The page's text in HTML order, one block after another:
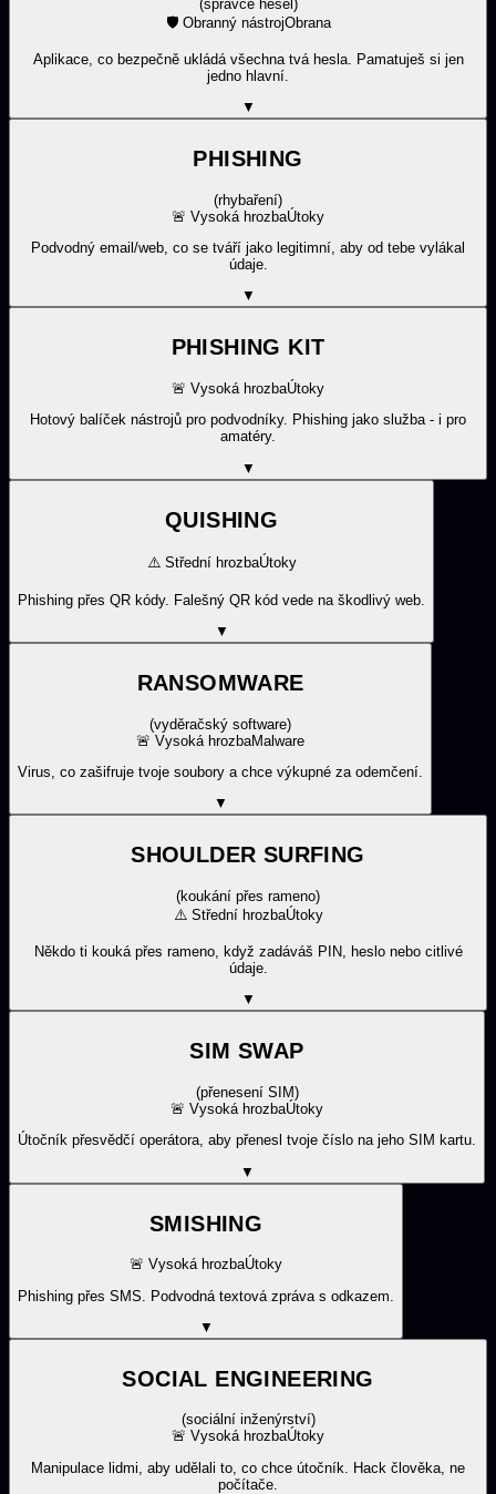
(správce hesel )
🛡️ Obranný nástrojObrana
Aplikace, co bezpečně ukládá všechna tvá hesla. Pamatuješ si jen
jedno hlavní.
▼
PHISHING
(rhybaření)
🚨 Vysoká hrozbaÚtoky
Podvodný email/web, co se tváří jako legitimní, aby od tebe vylákal
údaje.
▼
PHISHING KIT
🚨 Vysoká hrozbaÚtoky
Hotový balíček nástrojů pro podvodníky. Phishing jako služba - i pro
amatéry.
▼
QUISHING
⚠️ Střední hrozbaÚtoky
Phishing přes QR kódy. Falešný QR kód vede na škodlivý web.
▼
RANSOMWARE
(vyděračský software)
🚨 Vysoká hrozbaMalware
Virus, co zašifruje tvoje soubory a chce výkupné za odemčení.
▼
SHOULDER SURFING
(koukání přes rameno)
⚠️ Střední hrozbaÚtoky
Někdo ti kouká přes rameno, když zadáváš PIN, heslo nebo citlivé
údaje.
▼
SIM SWAP
(přenesení SIM)
🚨 Vysoká hrozbaÚtoky
Útočník přesvědčí operátora, aby přenesl tvoje číslo na jeho SIM kartu.
▼
SMISHING
🚨 Vysoká hrozbaÚtoky
Phishing přes SMS. Podvodná textová zpráva s odkazem.
▼
SOCIAL ENGINEERING
(sociální inženýrství)
🚨 Vysoká hrozbaÚtoky
Manipulace lidmi, aby udělali to, co chce útočník. Hack člověka, ne
počítače.